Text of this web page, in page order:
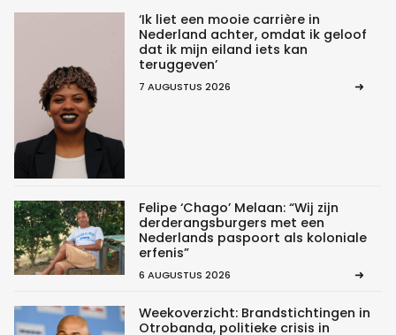
‘Ik liet een mooie carrière in
Nederland achter, omdat ik geloof
dat ik mijn eiland iets kan
teruggeven’
7 AUGUSTUS 2026
Felipe ‘Chago’ Melaan: “Wij zijn
derderangsburgers met een
Nederlands paspoort als koloniale
erfenis”
6 AUGUSTUS 2026
Weekoverzicht: Brandstichtingen in
Otrobanda, politieke crisis in